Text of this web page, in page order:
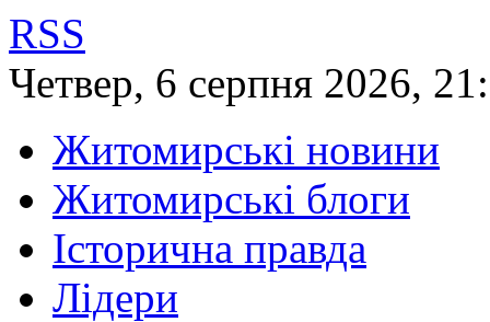
RSS
Четвер, 6 серпня 2026,
Житомирські новини
Житомирські блоги
Історична правда
Лідери